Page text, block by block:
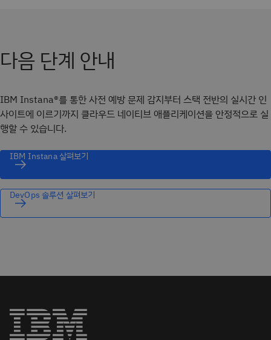
다음 단계 안내
IBM Instana®를 통한 사전 예방 문제 감지부터 스택 전반의 실시간 인
사이트에 이르기까지 클라우드 네이티브 애플리케이션을 안정적으로 실
행할 수 있습니다.
IBM Instana 살펴보기
DevOps 솔루션 살펴보기